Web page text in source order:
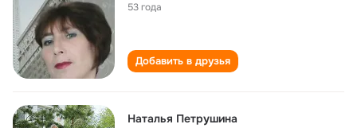
53 года
Добавить в друзья
Наталья Петрушина